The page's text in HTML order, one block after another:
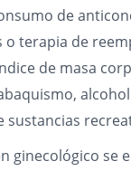
de
o terapia de
de masa
sustancias
ginecológico se